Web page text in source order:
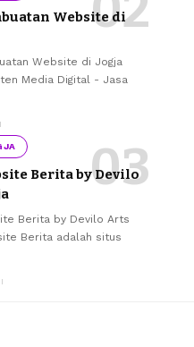
Website di
Website di Jogja
Media Digital - Jasa
Berita by Devilo
Berita by Devilo Arts
Berita adalah situs